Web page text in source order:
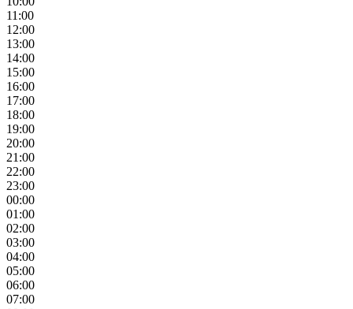
11:00
12:00
13:00
14:00
15:00
16:00
17:00
18:00
19:00
20:00
21:00
22:00
23:00
00:00
01:00
02:00
03:00
04:00
05:00
06:00
07:00